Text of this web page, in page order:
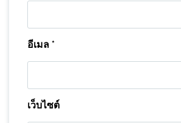
อีเมล *
เว็บไซต์